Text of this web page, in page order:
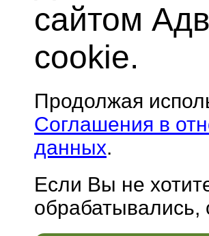
сайтом
cookie.
Продолжая
Соглашения в
данных.
Если Вы не
обрабатывались,